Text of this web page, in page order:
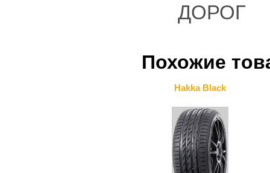
ДОРОГ
Похожие
Hakka Black